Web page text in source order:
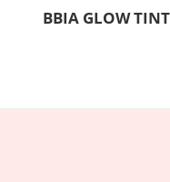
BBIA GLOW